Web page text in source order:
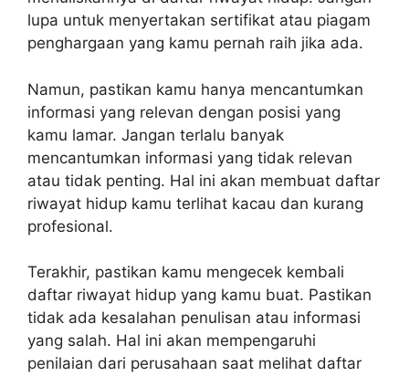
lupa untuk menyertakan sertifikat atau piagam
penghargaan yang kamu pernah raih jika ada.
Namun, pastikan kamu hanya mencantumkan
informasi yang relevan dengan posisi yang
kamu lamar. Jangan terlalu banyak
mencantumkan informasi yang tidak relevan
atau tidak penting. Hal ini akan membuat daftar
riwayat hidup kamu terlihat kacau dan kurang
profesional.
Terakhir, pastikan kamu mengecek kembali
daftar riwayat hidup yang kamu buat. Pastikan
tidak ada kesalahan penulisan atau informasi
yang salah. Hal ini akan mempengaruhi
penilaian dari perusahaan saat melihat daftar